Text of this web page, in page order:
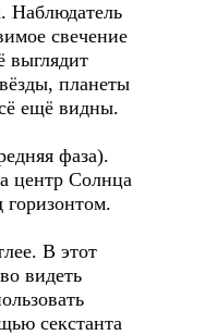
Наблюдатель
свечение
выглядит
планеты
ещё видны.
фаза).
центр Солнца
горизонтом.
В этот
видеть
секстанта